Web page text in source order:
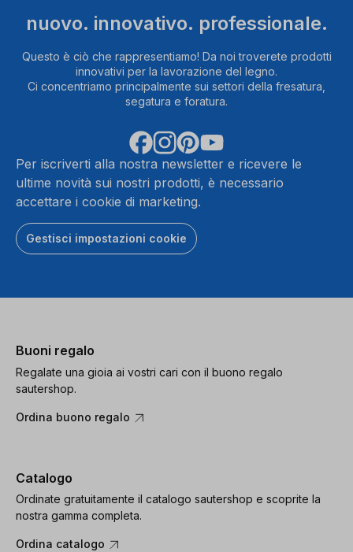
nuovo. innovativo. professionale.
Questo è ciò che rappresentiamo! Da noi troverete prodotti
innovativi per la lavorazione del legno.
Ci concentriamo principalmente sui settori della fresatura,
segatura e foratura.
Per iscriverti alla nostra newsletter e ricevere le
ultime novità sui nostri prodotti, è necessario
accettare i cookie di marketing.
Gestisci impostazioni cookie
Buoni regalo
Regalate una gioia ai vostri cari con il buono regalo
sautershop.
Ordina buono regalo
Catalogo
Ordinate gratuitamente il catalogo sautershop e scoprite la
nostra gamma completa.
Ordina catalogo